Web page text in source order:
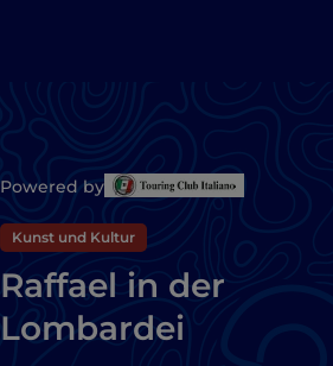
Powered by
Kunst und Kultur
Raffael in der
Lombardei